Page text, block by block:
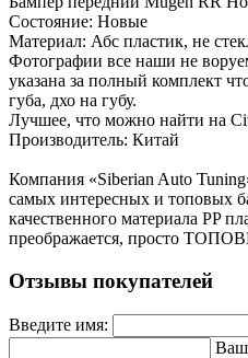
Состояние: Новые
Материал: Абс пластик, не
Фотографии все наши не
указана за полный комплект
губа, дхо на губу.
Лучшее, что можно найти на
Производитель: Китай
Компания «Siberian Auto
самых интересных и топовых
качественного материала PP
преображается, просто
Отзывы покупателей
Введите имя:
Ваш